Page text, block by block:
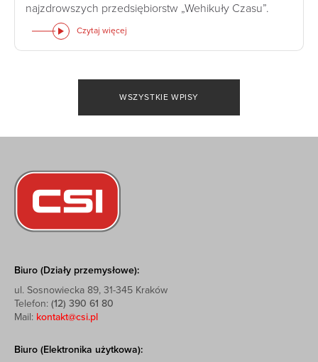
najzdrowszych przedsiębiorstw „Wehikuły Czasu”.
Czytaj więcej
WSZYSTKIE WPISY
Biuro (Działy przemysłowe):
ul. Sosnowiecka 89, 31-345 Kraków
Telefon: (12) 390 61 80
Mail: kontakt@csi.pl
Biuro (Elektronika użytkowa):